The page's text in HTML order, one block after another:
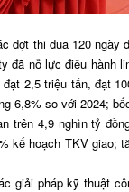
thi đua 120 ngày
đã nỗ lực điều hành
2,5 triệu tấn, đạt
6,8% so với 2024;
trên 4,9 nghìn tỷ
kế hoạch TKV giao;
pháp kỹ thuật